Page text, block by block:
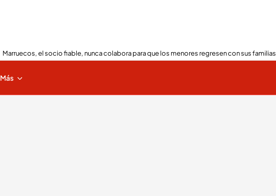
Marruecos, el socio fiable, nunca colabora para que los menores regresen con sus familias
Más